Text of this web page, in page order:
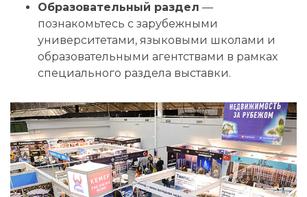
Образовательный раздел —
познакомьтесь с зарубежными
университетами, языковыми школами и
образовательными агентствами в рамках
специального раздела выставки.